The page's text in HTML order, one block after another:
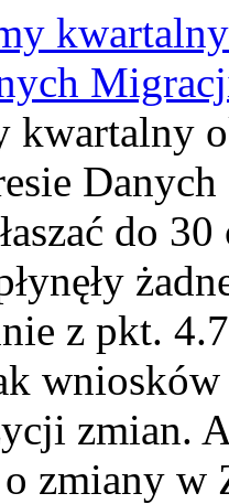
kwartalny
do
z pkt.
zmian.
zmiany w